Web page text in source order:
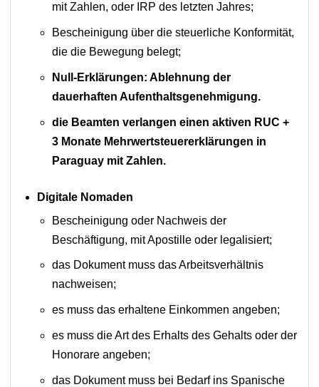
mit Zahlen, oder IRP des letzten Jahres;
Bescheinigung über die steuerliche Konformität,
die die Bewegung belegt;
Null-Erklärungen: Ablehnung der
dauerhaften Aufenthaltsgenehmigung.
die Beamten verlangen einen aktiven RUC +
3 Monate Mehrwertsteuererklärungen in
Paraguay mit Zahlen.
Digitale Nomaden
Bescheinigung oder Nachweis der
Beschäftigung, mit Apostille oder legalisiert;
das Dokument muss das Arbeitsverhältnis
nachweisen;
es muss das erhaltene Einkommen angeben;
es muss die Art des Erhalts des Gehalts oder der
Honorare angeben;
das Dokument muss bei Bedarf ins Spanische